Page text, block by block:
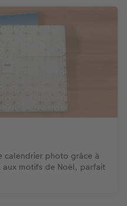
calendrier photo grâce à
motifs de Noël, parfait